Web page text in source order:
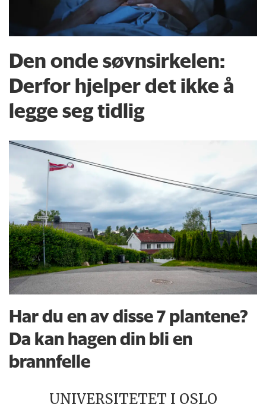
Den onde søvnsirkelen:
Derfor hjelper det ikke å
legge seg tidlig
Har du en av disse 7 plantene?
Da kan hagen din bli en
brannfelle
UNIVERSITETET I OSLO